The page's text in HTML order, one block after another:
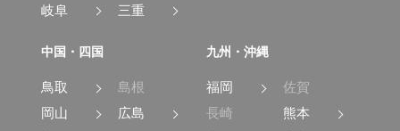
岐阜
三重
中国・四国
鳥取
島根
岡山
広島
九州・沖縄
福岡
佐賀
長崎
熊本